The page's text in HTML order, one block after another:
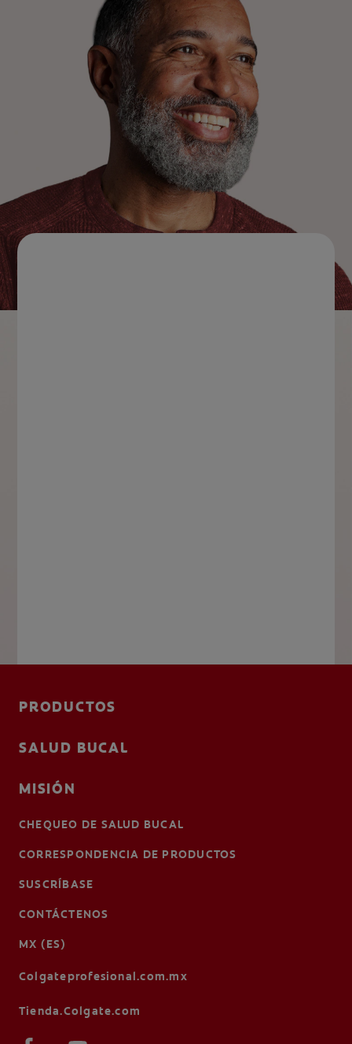
PRODUCTOS
SALUD BUCAL
MISIÓN
CHEQUEO DE SALUD BUCAL
CORRESPONDENCIA DE PRODUCTOS
SUSCRÍBASE
CONTÁCTENOS
MX (ES)
Colgateprofesional.com.mx
Tienda.Colgate.com